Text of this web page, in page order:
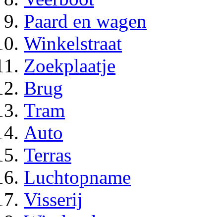
Paard en wagen
Winkelstraat
Zoekplaatje
Brug
Tram
Auto
Terras
Luchtopname
Visserij